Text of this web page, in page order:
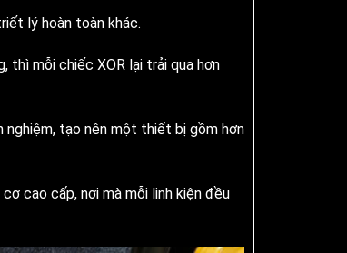
lý hoàn toàn khác.
thì mỗi chiếc XOR lại trải qua hơn
nghiệm, tạo nên một thiết bị gồm hơn
cao cấp, nơi mà mỗi linh kiện đều